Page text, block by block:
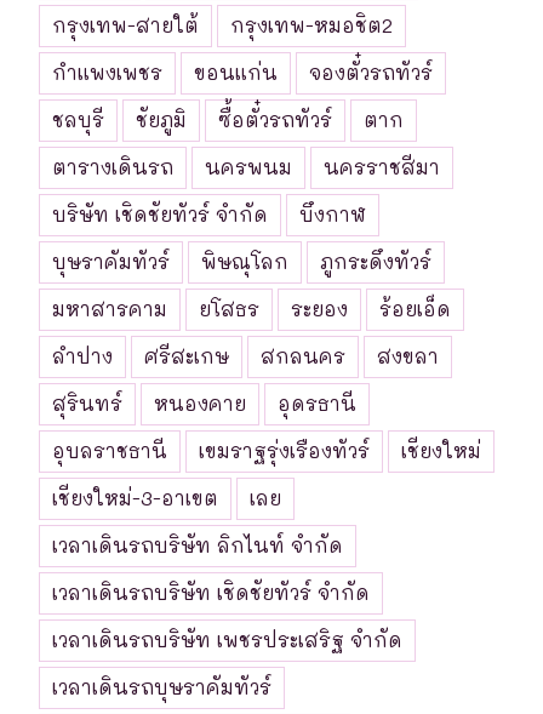
กรุงเทพ-สายใต้
กรุงเทพ-หมอชิต2
กำแพงเพชร
ขอนแก่น
จองตั๋วรถทัวร์
ชลบุรี
ชัยภูมิ ซื้อตั๋วรถทัวร์
ตาก
ตารางเดินรถ
นครพนม
นครราชสีมา
บริษัท เชิดชัยทัวร์ จำกัด
บึงกาฬ
บุษราคัมทัวร์
พิษณุโลก
ภูกระดึงทัวร์
มหาสารคาม
ยโสธร ระยอง
ร้อยเอ็ด
ลำปาง
ศรีสะเกษ สกลนคร
สงขลา
สุรินทร์
หนองคาย
อุดรธานี
อุบลราชธานี
เขมราฐรุ่งเรืองทัวร์
เชียงใหม่
เชียงใหม่-3-อาเขต
เลย
เวลาเดินรถบริษัท ลิกไนท์ จำกัด
เวลาเดินรถบริษัท เชิดชัยทัวร์ จำกัด
เวลาเดินรถบริษัท เพชรประเสริฐ จำกัด
เวลาเดินรถบุษราคัมทัวร์